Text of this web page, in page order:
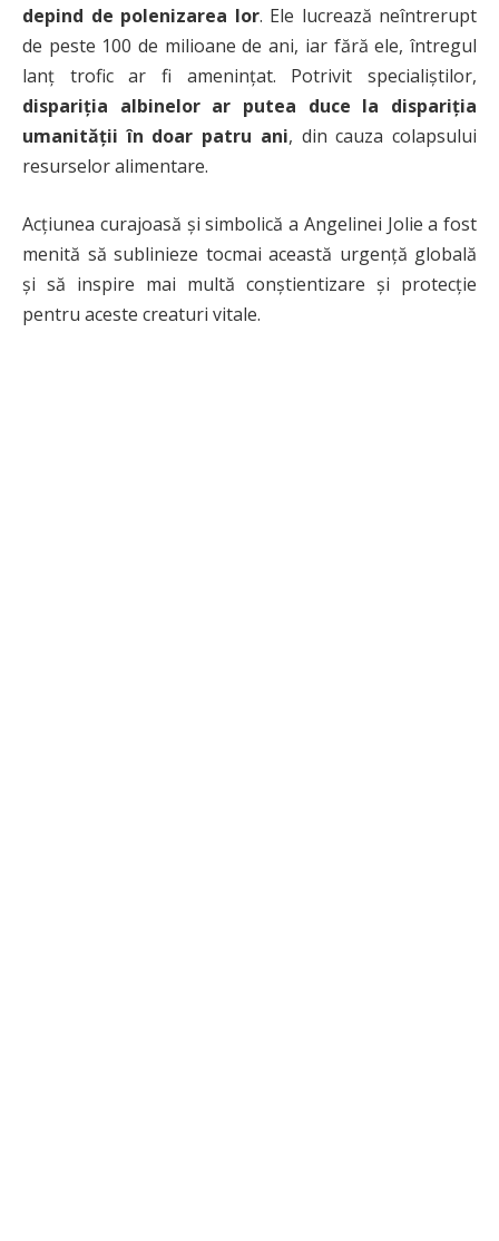
depind de polenizarea lor. Ele lucrează neîntrerupt
de peste 100 de milioane de ani, iar fără ele, întregul
lanț trofic ar fi amenințat. Potrivit specialiștilor,
dispariția albinelor ar putea duce la dispariția
umanității în doar patru ani, din cauza colapsului
resurselor alimentare.
Acțiunea curajoasă și simbolică a Angelinei Jolie a fost
menită să sublinieze tocmai această urgență globală
și să inspire mai multă conștientizare și protecție
pentru aceste creaturi vitale.